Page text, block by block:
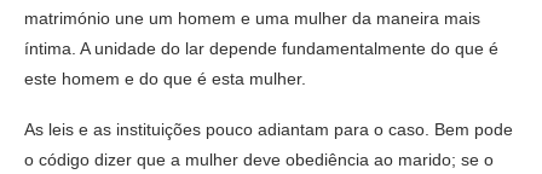
matrimónio une um homem e uma mulher da maneira mais
íntima. A unidade do lar depende fundamentalmente do que é
este homem e do que é esta mulher.
As leis e as instituições pouco adiantam para o caso. Bem pode
o código dizer que a mulher deve obediência ao marido; se o